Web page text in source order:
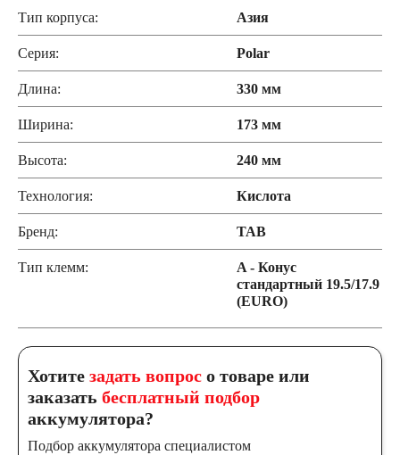
Тип корпуса: Азия
Серия: Polar
Длина: 330 мм
Ширина: 173 мм
Высота: 240 мм
Технология: Кислота
Бренд: TAB
Тип клемм:
A - Конус
стандартный 19.5/17.9
(EURO)
Хотите задать вопрос о товаре или
заказать бесплатный подбор
аккумулятора?
Подбор аккумулятора специалистом